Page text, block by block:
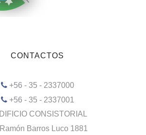
CONTACTOS
+56 - 35 - 2337000
+56 - 35 - 2337001
CONSISTORIAL
Barros Luco 1881